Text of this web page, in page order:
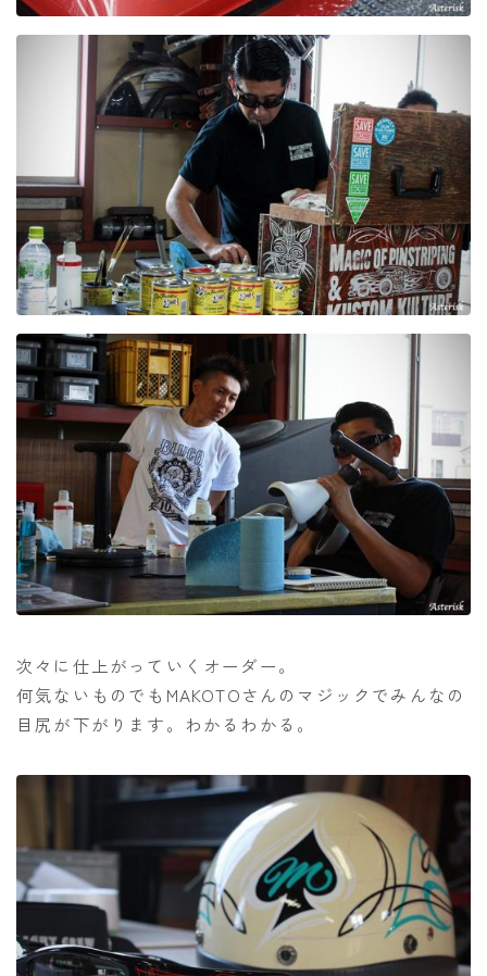
次々に仕上がっていくオーダー。
何気ないものでもMAKOTOさんのマジックでみんなの
目尻が下がります。わかるわかる。